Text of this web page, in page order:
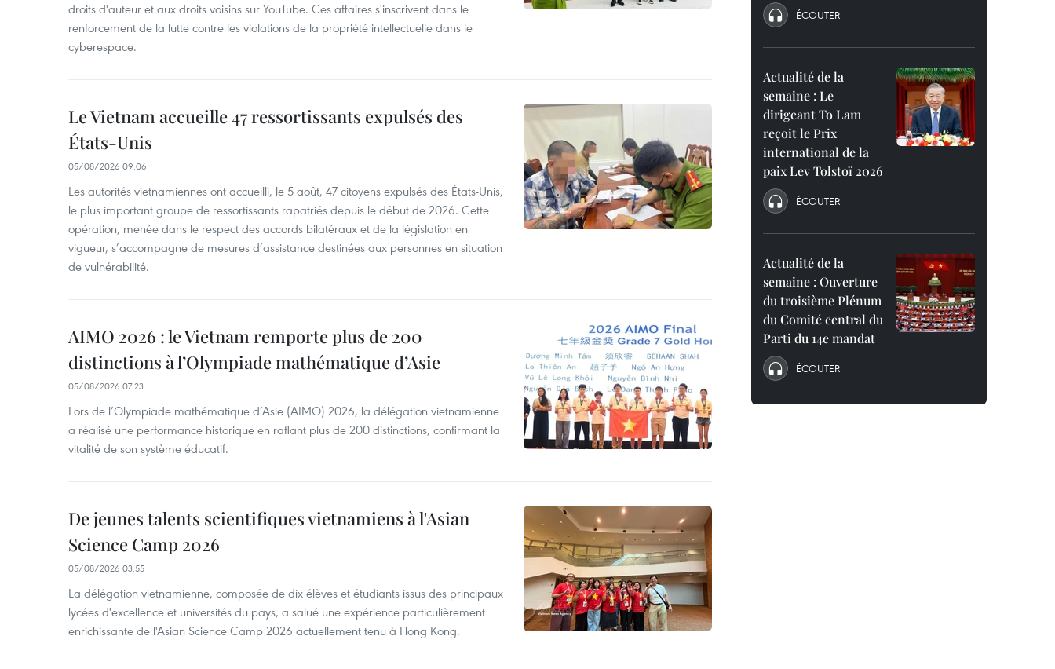
droits d'auteur et aux droits voisins sur YouTube. Ces affaires s'inscrivent dans le
renforcement de la lutte contre les violations de la propriété intellectuelle dans le
cyberespace.
Le Vietnam accueille 47 ressortissants expulsés des
États-Unis
05/08/2026 09:06
Les autorités vietnamiennes ont accueilli, le 5 août, 47 citoyens expulsés des États-Unis,
le plus important groupe de ressortissants rapatriés depuis le début de 2026. Cette
opération, menée dans le respect des accords bilatéraux et de la législation en
vigueur, s’accompagne de mesures d’assistance destinées aux personnes en situation
de vulnérabilité.
AIMO 2026 : le Vietnam remporte plus de 200
distinctions à l’Olympiade mathématique d’Asie
05/08/2026 07:23
Lors de l’Olympiade mathématique d’Asie (AIMO) 2026, la délégation vietnamienne
a réalisé une performance historique en raflant plus de 200 distinctions, confirmant la
vitalité de son système éducatif.
De jeunes talents scientifiques vietnamiens à l'Asian
Science Camp 2026
05/08/2026 03:55
La délégation vietnamienne, composée de dix élèves et étudiants issus des principaux
lycées d'excellence et universités du pays, a salué une expérience particulièrement
enrichissante de l'Asian Science Camp 2026 actuellement tenu à Hong Kong.
ÉCOUTER
Actualité de la
semaine : Le
dirigeant To Lam
reçoit le Prix
international de la
paix Lev Tolstoï 2026
ÉCOUTER
Actualité de la
semaine : Ouverture
du troisième Plénum
du Comité central du
Parti du 14e mandat
ÉCOUTER